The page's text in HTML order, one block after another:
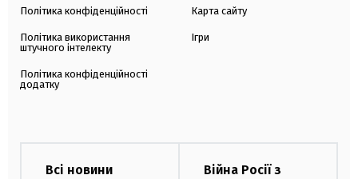
Політика конфіденційності
Політика використання
штучного інтелекту
Політика конфіденційності
додатку
Карта сайту
Ігри
Всі новини
Війна Росії з